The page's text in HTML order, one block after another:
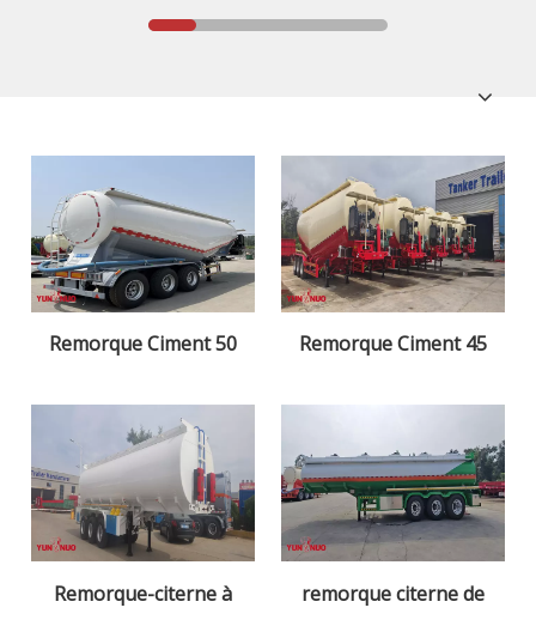
Remorque Ciment 50
Remorque Ciment 45
Remorque-citerne à
remorque citerne de